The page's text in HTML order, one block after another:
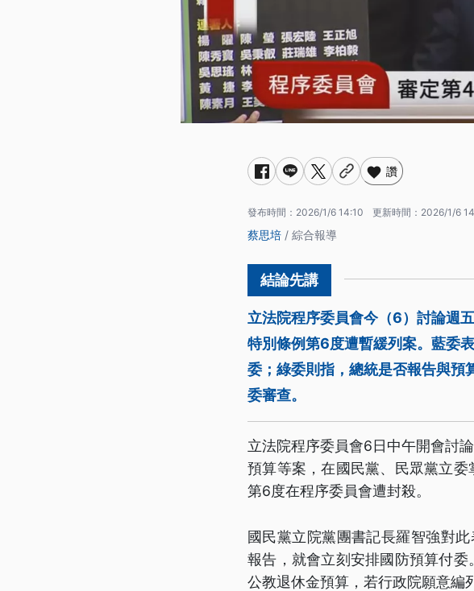
讚
發布時間： 2026/1/6 14:10 更新時間： 2026/1/6
蔡思培 / 綜合報導
立法院程序委員會今（6）討論週
特別條例第6度遭暫緩列案。藍委
委；綠委則指，總統是否報告與預
委審查。
立法院程序委員會6日中午開會討
預算等案，在國民黨、民眾黨立
第6度在程序委員會遭封殺。
國民黨立院黨團書記長羅智強對
報告，就會立刻安排國防預算付委
公教退休金預算，若行政院願意編